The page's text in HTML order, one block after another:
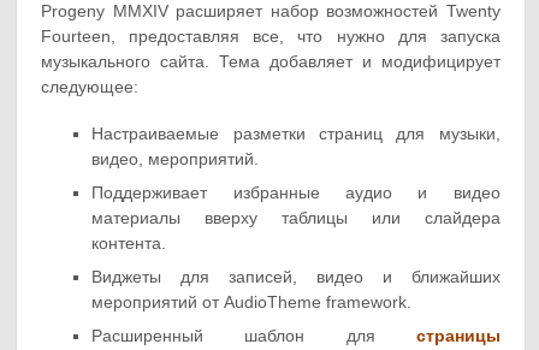
Progeny MMXIV расширяет набор возможностей Twenty
Fourteen, предоставляя все, что нужно для запуска
музыкального сайта. Тема добавляет и модифицирует
следующее:
Настраиваемые разметки страниц для музыки,
видео, мероприятий.
Поддерживает избранные аудио и видео
материалы вверху таблицы или слайдера
контента.
Виджеты для записей, видео и ближайших
мероприятий от AudioTheme framework.
Расширенный шаблон для страницы